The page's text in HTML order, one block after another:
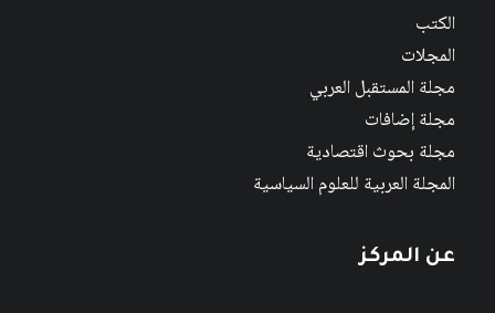
الكتب
المجلات
مجلة المستقبل العربي
مجلة إضافات
مجلة بحوث اقتصادية
المجلة العربية للعلوم السياسية
عن المركز